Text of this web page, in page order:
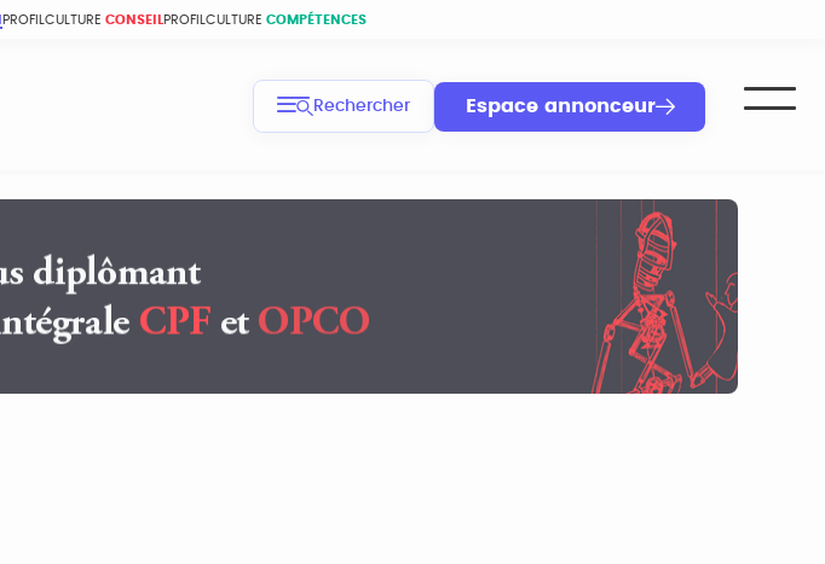
PROFILCULTURE CONSEIL PROFILCULTURE COMPÉTENCES
Rechercher Espace annonceur